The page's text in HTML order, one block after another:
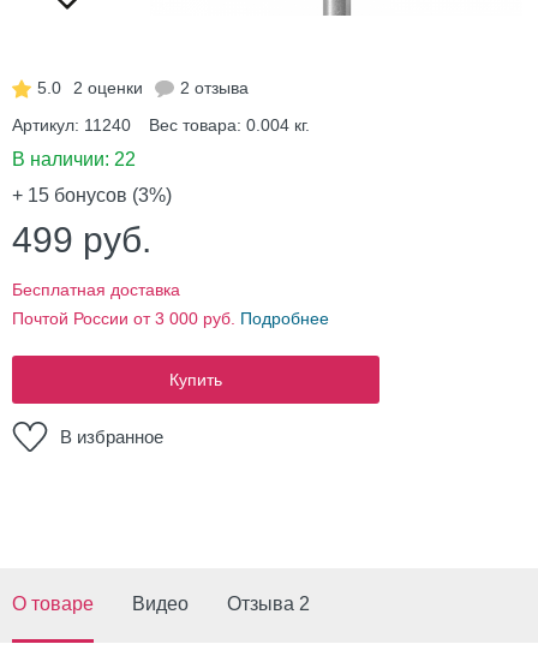
5.0 2 оценки
2 отзыва
Артикул: 11240 Вес товара: 0.004 кг.
В наличии: 22
+ 15 бонусов (3%)
499 руб.
Бесплатная доставка
Почтой России от 3 000 руб. Подробнее
Купить
В избранное
О товаре Видео Отзыва 2